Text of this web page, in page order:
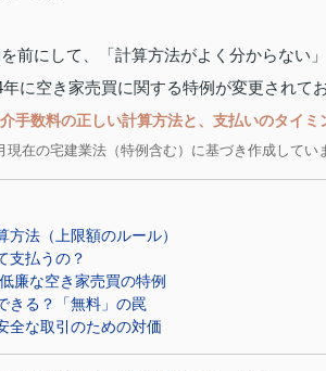
前にして、「計算方法がよく分からない
年に空き家売買に関する特例が変更されて
手数料の正しい計算方法と、支払いのタイミ
在の宅建業法（特例含む）に基づき作成してい
方法（上限額のルール）
支払うの？
廉な空き家売買の特例
きる？「無料」の罠
全な取引のための対価